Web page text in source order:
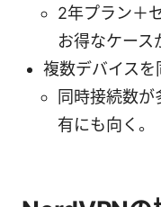
2年プラン＋
お得なケース
複数デバイスを
同時接続数
有にも向く。